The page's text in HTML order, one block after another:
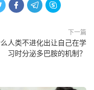
  
下一篇
人类不进化出让自己在学
习时分泌多巴胺的机制？